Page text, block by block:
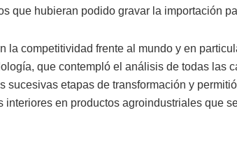
que hubieran podido gravar la importación
la competitividad frente al mundo y en
que contempló el análisis de todas las
sucesivas etapas de transformación y
en productos agroindustriales que